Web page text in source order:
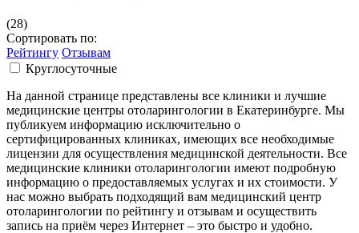
(28)
Сортировать по:
Рейтингу Отзывам
Круглосуточные
На данной странице представлены все клиники и лучшие
медицинские центры отоларингологии в Екатеринбурге. Мы
публикуем информацию исключительно о
сертифицированных клиниках, имеющих все необходимые
лицензии для осуществления медицинской деятельности. Все
медицинские клиники отоларингологии имеют подробную
информацию о предоставляемых услугах и их стоимости. У
нас можно выбрать подходящий вам медицинский центр
отоларингологии по рейтингу и отзывам и осуществить
запись на приём через Интернет – это быстро и удобно.